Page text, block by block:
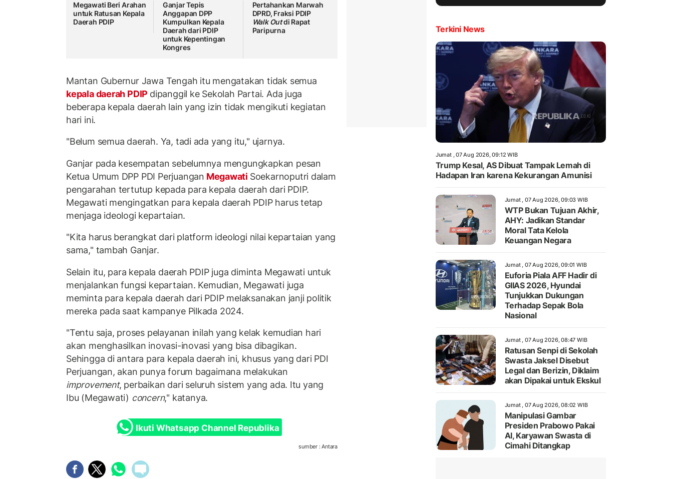
Megawati Beri Arahan
untuk Ratusan Kepala
Daerah PDIP
Ganjar Tepis
Anggapan DPP
Kumpulkan Kepala
Daerah dari PDIP
untuk Kepentingan
Kongres
Pertahankan Marwah
DPRD, Fraksi PDIP
Walk Outdi Rapat
Paripurna
Mantan Gubernur Jawa Tengah itu mengatakan tidak semua
kepala daerah PDIP dipanggil ke Sekolah Partai. Ada juga
beberapa kepala daerah lain yang izin tidak mengikuti kegiatan
hari ini.
"Belum semua daerah. Ya, tadi ada yang itu," ujarnya.
Ganjar pada kesempatan sebelumnya mengungkapkan pesan
Ketua Umum DPP PDI Perjuangan Megawati Soekarnoputri dalam
pengarahan tertutup kepada para kepala daerah dari PDIP.
Megawati mengingatkan para kepala daerah PDIP harus tetap
menjaga ideologi kepartaian.
"Kita harus berangkat dari platform ideologi nilai kepartaian yang
sama," tambah Ganjar.
Selain itu, para kepala daerah PDIP juga diminta Megawati untuk
menjalankan fungsi kepartaian. Kemudian, Megawati juga
meminta para kepala daerah dari PDIP melaksanakan janji politik
mereka pada saat kampanye Pilkada 2024.
"Tentu saja, proses pelayanan inilah yang kelak kemudian hari
akan menghasilkan inovasi-inovasi yang bisa dibagikan.
Sehingga di antara para kepala daerah ini, khusus yang dari PDI
Perjuangan, akan punya forum bagaimana melakukan
improvement, perbaikan dari seluruh sistem yang ada. Itu yang
Ibu (Megawati) concern," katanya.
Ikuti Whatsapp Channel Republika
sumber : Antara
Terkini News
Jumat , 07 Aug 2026, 09:12 WIB
Trump Kesal, AS Dibuat Tampak Lemah di
Hadapan Iran karena Kekurangan Amunisi
Jumat , 07 Aug 2026, 09:03 WIB
WTP Bukan Tujuan Akhir,
AHY: Jadikan Standar
Moral Tata Kelola
Keuangan Negara
Jumat , 07 Aug 2026, 09:01 WIB
Euforia Piala AFF Hadir di
GIIAS 2026, Hyundai
Tunjukkan Dukungan
Terhadap Sepak Bola
Nasional
Jumat , 07 Aug 2026, 08:47 WIB
Ratusan Senpi di Sekolah
Swasta Jaksel Disebut
Legal dan Berizin, Diklaim
akan Dipakai untuk Ekskul
Jumat , 07 Aug 2026, 08:02 WIB
Manipulasi Gambar
Presiden Prabowo Pakai
AI, Karyawan Swasta di
Cimahi Ditangkap